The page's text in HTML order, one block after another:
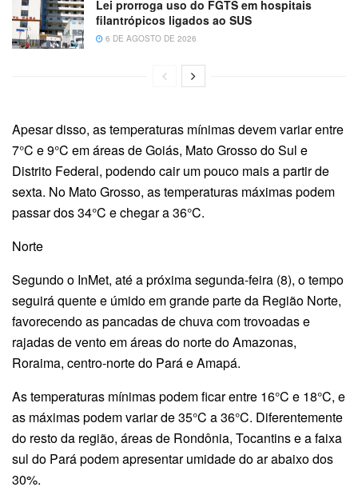
Lei prorroga uso do FGTS em hospitais
filantrópicos ligados ao SUS
6 DE AGOSTO DE 2026
Apesar disso, as temperaturas mínimas devem variar entre
7°C e 9°C em áreas de Goiás, Mato Grosso do Sul e
Distrito Federal, podendo cair um pouco mais a partir de
sexta. No Mato Grosso, as temperaturas máximas podem
passar dos 34°C e chegar a 36°C.
Norte
Segundo o InMet, até a próxima segunda-feira (8), o tempo
seguirá quente e úmido em grande parte da Região Norte,
favorecendo as pancadas de chuva com trovoadas e
rajadas de vento em áreas do norte do Amazonas,
Roraima, centro-norte do Pará e Amapá.
As temperaturas mínimas podem ficar entre 16°C e 18°C, e
as máximas podem variar de 35°C a 36°C. Diferentemente
do resto da região, áreas de Rondônia, Tocantins e a faixa
sul do Pará podem apresentar umidade do ar abaixo dos
30%.